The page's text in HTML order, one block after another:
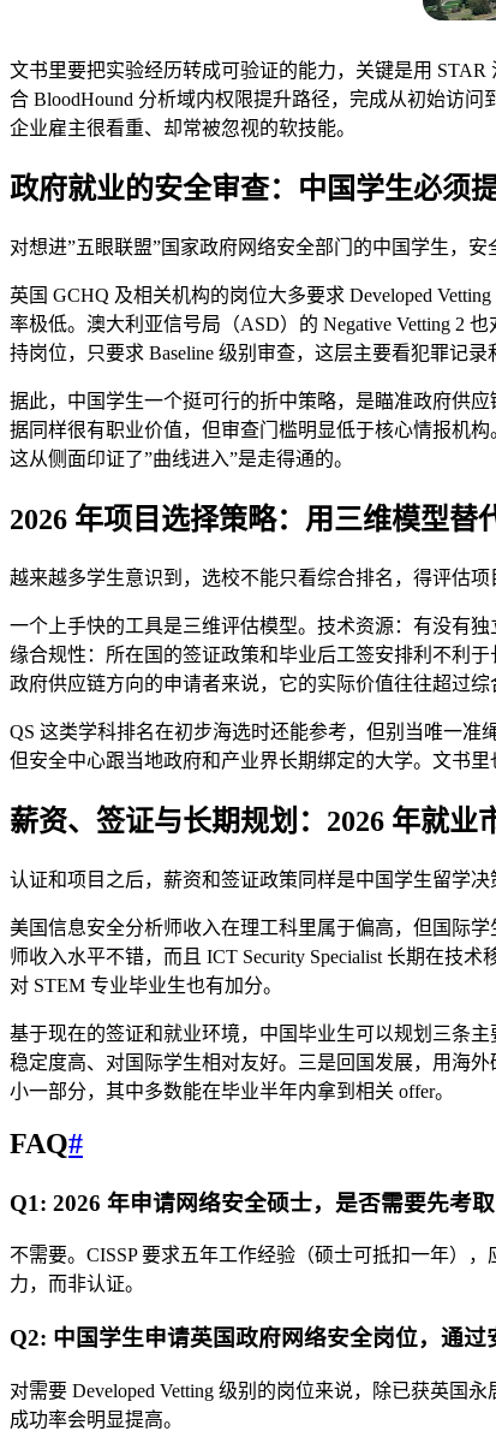
文书里要把实验经历转成可验证的能力，关键是用
合 BloodHound 分析域内权限提升路径，完成从初始访
企业雇主很看重、却常被忽视的软技能。
政府就业的安全审查：中国学生必须
对想进”五眼联盟”国家政府网络安全部门的中国学生，安
英国 GCHQ 及相关机构的岗位大多要求 Developed
率极低。澳大利亚信号局（ASD）的 Negative Vetting 2
持岗位，只要求 Baseline 级别审查，这层主要看犯罪记
据此，中国学生一个挺可行的折中策略，是瞄准政府供
据同样很有职业价值，但审查门槛明显低于核心情报机
这从侧面印证了”曲线进入”是走得通的。
2026 年项目选择策略：用三维模型替
越来越多学生意识到，选校不能只看综合排名，得评估项
一个上手快的工具是三维评估模型。技术资源：有没有
缘合规性：所在国的签证政策和毕业后工签安排利不利
政府供应链方向的申请者来说，它的实际价值往往超过综
QS 这类学科排名在初步海选时还能参考，但别当唯一准
但安全中心跟当地政府和产业界长期绑定的大学。文书
薪资、签证与长期规划：2026 年就业
认证和项目之后，薪资和签证政策同样是中国学生留学决
美国信息安全分析师收入在理工科里属于偏高，但国际
师收入水平不错，而且 ICT Security Specialist 长期在技
对 STEM 专业毕业生也有加分。
基于现在的签证和就业环境，中国毕业生可以规划三条
稳定度高、对国际学生相对友好。三是回国发展，用海
小一部分，其中多数能在毕业半年内拿到相关 offer。
FAQ#
Q1: 2026 年申请网络安全硕士，是否需要先考取
不需要。CISSP 要求五年工作经验（硕士可抵扣一年）
力，而非认证。
Q2: 中国学生申请英国政府网络安全岗位，通过
对需要 Developed Vetting 级别的岗位来说，除已获英国
成功率会明显提高。